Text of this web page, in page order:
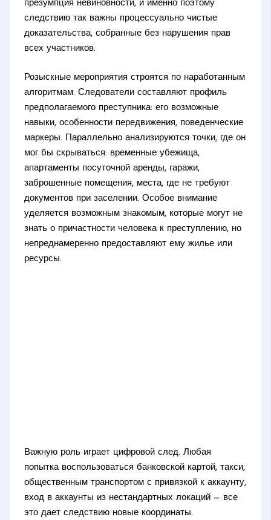
презумпция невиновности, и именно поэтому
следствию так важны процессуально чистые
доказательства, собранные без нарушения прав
всех участников.
Розыскные мероприятия строятся по наработанным
алгоритмам. Следователи составляют профиль
предполагаемого преступника: его возможные
навыки, особенности передвижения, поведенческие
маркеры. Параллельно анализируются точки, где он
мог бы скрываться: временные убежища,
апартаменты посуточной аренды, гаражи,
заброшенные помещения, места, где не требуют
документов при заселении. Особое внимание
уделяется возможным знакомым, которые могут не
знать о причастности человека к преступлению, но
непреднамеренно предоставляют ему жилье или
ресурсы.
Важную роль играет цифровой след. Любая
попытка воспользоваться банковской картой, такси,
общественным транспортом с привязкой к аккаунту,
вход в аккаунты из нестандартных локаций — все
это дает следствию новые координаты.